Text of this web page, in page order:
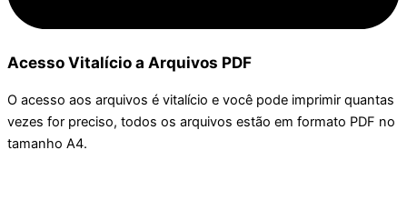
Acesso Vitalício a Arquivos PDF
O acesso aos arquivos é vitalício e você pode imprimir quantas
vezes for preciso, todos os arquivos estão em formato PDF no
tamanho A4.